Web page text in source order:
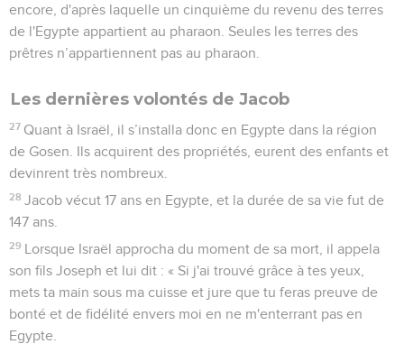
encore, d'après laquelle un cinquième du revenu des terres
de l'Egypte appartient au pharaon. Seules les terres des
prêtres n’appartiennent pas au pharaon.
Les dernières volontés de Jacob
27 Quant à Israël, il s’installa donc en Egypte dans la région
de Gosen. Ils acquirent des propriétés, eurent des enfants et
devinrent très nombreux.
28 Jacob vécut 17 ans en Egypte, et la durée de sa vie fut de
147 ans.
29 Lorsque Israël approcha du moment de sa mort, il appela
son fils Joseph et lui dit : « Si j'ai trouvé grâce à tes yeux,
mets ta main sous ma cuisse et jure que tu feras preuve de
bonté et de fidélité envers moi en ne m'enterrant pas en
Egypte.